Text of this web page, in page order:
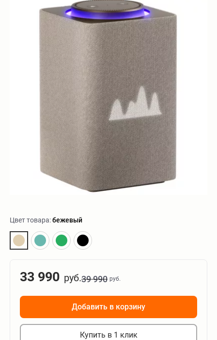
Цвет товара:бежевый
33 990 руб.39 990 руб.
Добавить в корзину
Купить в 1 клик